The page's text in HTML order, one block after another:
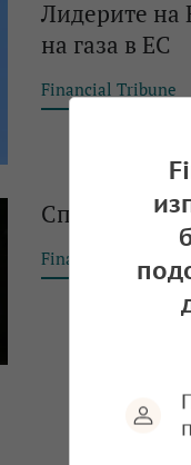
Лидерите на
на газа в ЕС
Financial Tribune
Спад в
Financial Tribune